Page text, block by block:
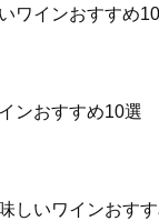
ワインおすすめ
ンおすすめ10選
しいワインおす